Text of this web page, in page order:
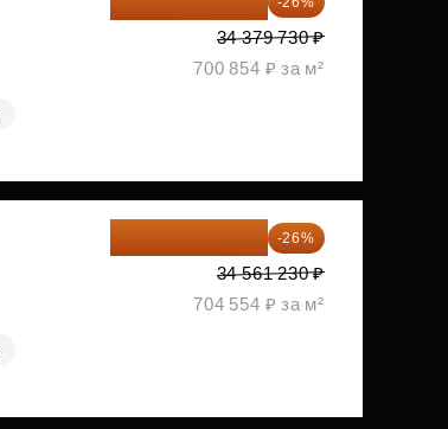
34 379 730 ₽
700 854 ₽ за м²
-26%
34 561 230 ₽
704 554 ₽ за м²